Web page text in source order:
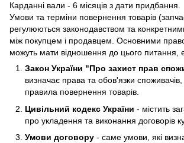
Карданні вали - 6 місяців з дати придбання.
Умови та терміни повернення товарів
регулюються законодавством та
між покупцем і продавцем. Основними
можуть мати відношення до цього питання,
Закон України "Про захист прав
визначає права та обов'язки
правила повернення товарів.
Цивільний кодекс України - містить
про укладення та виконання договорів
Умови договору - саме умови, які